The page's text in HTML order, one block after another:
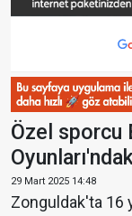
Özel sporcu
29 Mart 2025 14:48
Zonguldak'ta 16